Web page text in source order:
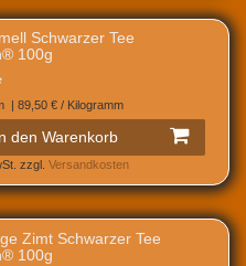
Schwarzer Tee
100g
| 89,50 € / Kilogramm
den Warenkorb
zzgl. Versandkosten
Zimt Schwarzer Tee
100g